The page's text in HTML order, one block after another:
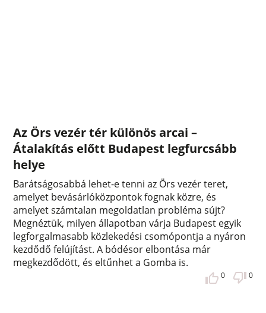
Az Örs vezér tér különös arcai –
Átalakítás előtt Budapest legfurcsább
helye
Barátságosabbá lehet-e tenni az Örs vezér teret,
amelyet bevásárlóközpontok fognak közre, és
amelyet számtalan megoldatlan probléma sújt?
Megnéztük, milyen állapotban várja Budapest egyik
legforgalmasabb közlekedési csomópontja a nyáron
kezdődő felújítást. A bódésor elbontása már
megkezdődött, és eltűnhet a Gomba is.
0 0